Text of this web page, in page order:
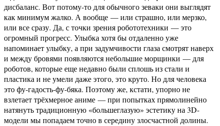
дисбаланс. Вот потому-то для обычного зеваки они выглядят
как минимум жалко. А вообще — или страшно, или мерзко,
или все сразу. Да, с точки зрения робототехники — это
огромный прогресс. Улыбка хотя бы отдаленно уже
напоминает улыбку, а при задумчивости глаза смотрят наверх
и между бровями появляются небольшие морщинки — для
роботов, которые еще недавно были сплошь из стали и
пластика и не умели даже этого, это круто. Но для человека
это фу-гадость-фу-бяка. Поэтому же, кстати, упорно не
взлетает трёхмерное аниме — при попытках прямолинейно
натянуть традиционную «большеглазую» эстетику на 3D-
модели мы попадаем точно в середину злосчастной долины.